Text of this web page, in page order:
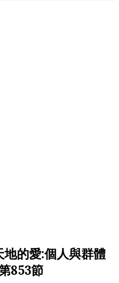
的愛:個人與群體
853節